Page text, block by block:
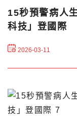
15秒預警病人
科技」登國際
2026-03-11